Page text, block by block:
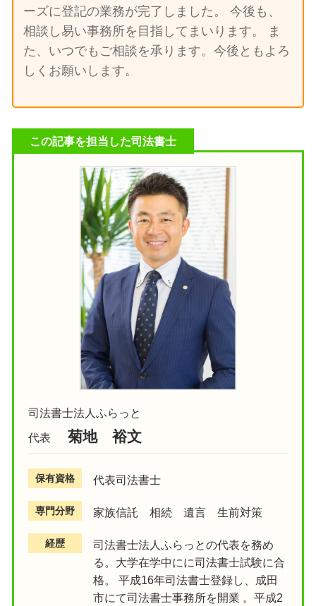
ーズに登記の業務が完了しました。 今後も、
相談し易い事務所を目指してまいります。 ま
た、いつでもご相談を承ります。今後ともよろ
しくお願いします。
この記事を担当した司法書士
司法書士法人ふらっと
代表
菊地 裕文
保有資格 代表司法書士
専門分野 家族信託 相続 遺言 生前対策
経歴
司法書士法人ふらっとの代表を務め
る。大学在学中にに司法書士試験に合
格。 平成16年司法書士登録し、成田
市にて司法書士事務所を開業 。平成2